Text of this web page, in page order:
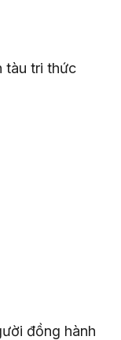
tàu tri thức
đồng hành